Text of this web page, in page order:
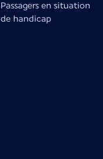
Passagers en situation
de handicap